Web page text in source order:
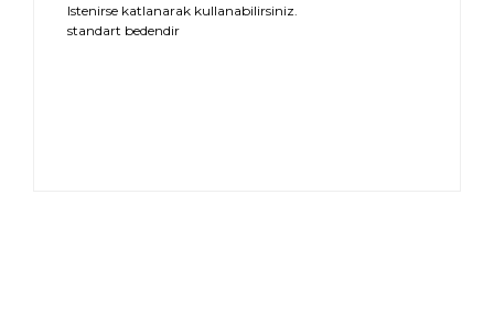
Istenirse katlanarak kullanabilirsiniz.
standart bedendir